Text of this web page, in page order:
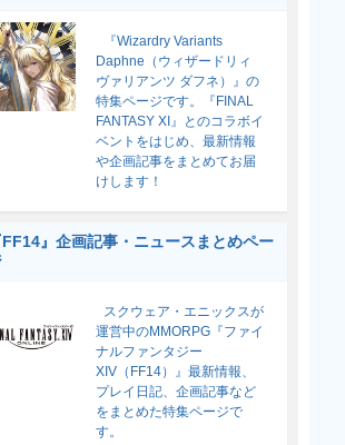
『Wizardry Variants
Daphne（ウィザードリィ
ヴァリアンツ ダフネ）』の
特集ページです。『FINAL
FANTASY XI』とのコラボイ
ベントをはじめ、最新情報
や企画記事をまとめてお届
けします！
FF14』企画記事・ニュースまとめペー
スクウェア・エニックスが
運営中のMMORPG『ファイ
ナルファンタジー
XIV（FF14）』最新情報、
プレイ日記、企画記事など
をまとめた特集ページで
す。